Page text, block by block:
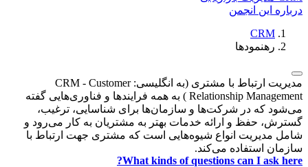
درباره این انجمن
CRM
رهنمودها
مدیریت ارتباط با مشتری (به انگلیسی: CRM - Customer
Relationship Management ) به همه فرایندها و فناوری‌هایی گفته
می‌شود که در شرکت‌ها و سازمان‌ها برای شناسایی، ترغیب،
گسترش، حفظ و ارائه خدمات بهتر به مشتریان به کار می‌رود و
شامل مدیریت انواع شیوه‌هایی است که مشتری جهت ارتباط با
سازمان استفاده می‌کند.
What kinds of questions can I ask here?